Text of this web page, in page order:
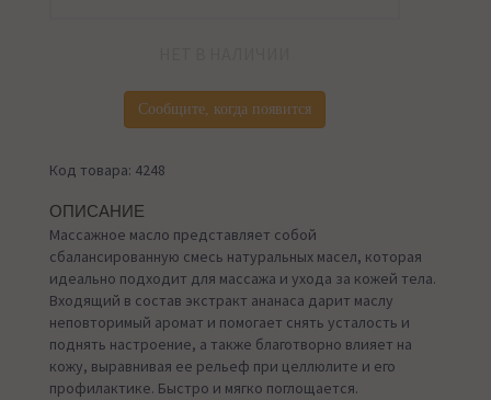
Сообщите, когда появится
Код товара: 4248
ОПИСАНИЕ
Массажное масло представляет собой
сбалансированную смесь натуральных масел, которая
идеально подходит для массажа и ухода за кожей тела.
Входящий в состав экстракт ананаса дарит маслу
неповторимый аромат и помогает снять усталость и
поднять настроение, а также благотворно влияет на
кожу, выравнивая ее рельеф при целлюлите и его
профилактике. Быстро и мягко поглощается.